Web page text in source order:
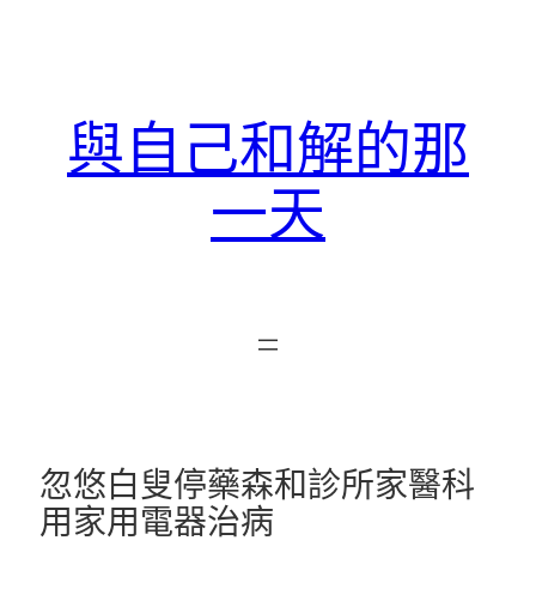
與自己和解的那
一天
忽悠白叟停藥森和診所家醫科
用家用電器治病